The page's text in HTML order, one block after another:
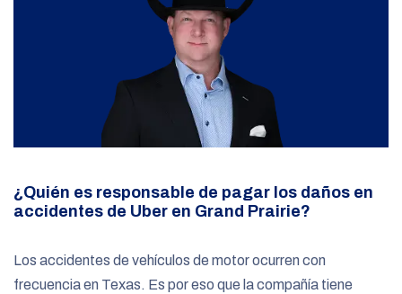
¿Quién es responsable de pagar los daños en
accidentes de Uber en Grand Prairie?
Los accidentes de vehículos de motor ocurren con
frecuencia en Texas. Es por eso que la compañía tiene